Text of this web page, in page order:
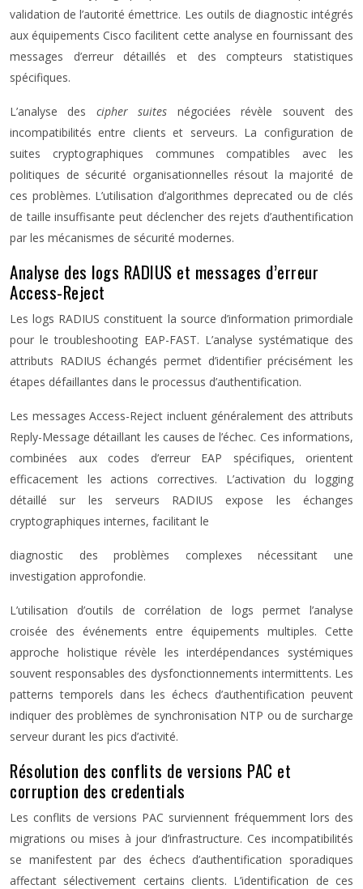
validation de l’autorité émettrice. Les outils de diagnostic intégrés
aux équipements Cisco facilitent cette analyse en fournissant des
messages d’erreur détaillés et des compteurs statistiques
spécifiques.
L’analyse des cipher suites négociées révèle souvent des
incompatibilités entre clients et serveurs. La configuration de
suites cryptographiques communes compatibles avec les
politiques de sécurité organisationnelles résout la majorité de
ces problèmes. L’utilisation d’algorithmes deprecated ou de clés
de taille insuffisante peut déclencher des rejets d’authentification
par les mécanismes de sécurité modernes.
Analyse des logs RADIUS et messages d’erreur
Access-Reject
Les logs RADIUS constituent la source d’information primordiale
pour le troubleshooting EAP-FAST. L’analyse systématique des
attributs RADIUS échangés permet d’identifier précisément les
étapes défaillantes dans le processus d’authentification.
Les messages Access-Reject incluent généralement des attributs
Reply-Message détaillant les causes de l’échec. Ces informations,
combinées aux codes d’erreur EAP spécifiques, orientent
efficacement les actions correctives. L’activation du logging
détaillé sur les serveurs RADIUS expose les échanges
cryptographiques internes, facilitant le
diagnostic des problèmes complexes nécessitant une
investigation approfondie.
L’utilisation d’outils de corrélation de logs permet l’analyse
croisée des événements entre équipements multiples. Cette
approche holistique révèle les interdépendances systémiques
souvent responsables des dysfonctionnements intermittents. Les
patterns temporels dans les échecs d’authentification peuvent
indiquer des problèmes de synchronisation NTP ou de surcharge
serveur durant les pics d’activité.
Résolution des conflits de versions PAC et
corruption des credentials
Les conflits de versions PAC surviennent fréquemment lors des
migrations ou mises à jour d’infrastructure. Ces incompatibilités
se manifestent par des échecs d’authentification sporadiques
affectant sélectivement certains clients. L’identification de ces